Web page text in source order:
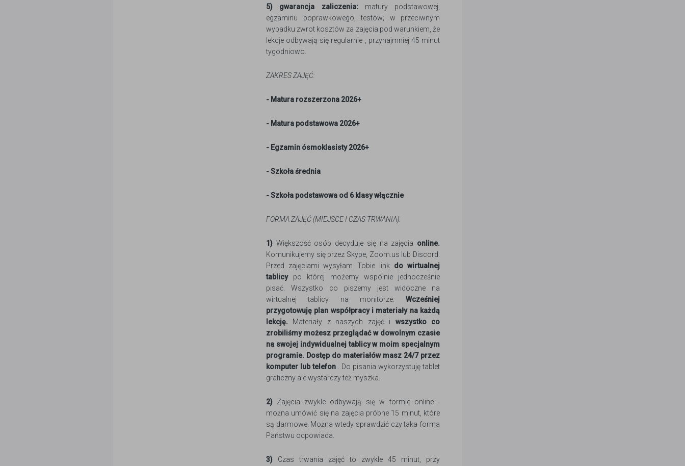
5) gwarancja zaliczenia: matury podstawowej,
egzaminu poprawkowego, testów; w przeciwnym
wypadku zwrot kosztów za zajęcia pod warunkiem, że
lekcje odbywają się regularnie , przynajmniej 45 minut
tygodniowo.
ZAKRES ZAJĘĆ:
- Matura rozszerzona 2026+
- Matura podstawowa 2026+
- Egzamin ósmoklasisty 2026+
- Szkoła średnia
- Szkoła podstawowa od 6 klasy włącznie
FORMA ZAJĘĆ (MIEJSCE I CZAS TRWANIA):
1) Większość osób decyduje się na zajęcia online.
Komunikujemy się przez Skype, Zoom.us lub Discord.
Przed zajęciami wysyłam Tobie link do wirtualnej
tablicypo której możemy wspólnie jednocześnie
pisać. Wszystko co piszemy jest widoczne na
wirtualnej tablicy na monitorze. Wcześniej
przygotowuję plan współpracy i materiały na każdą
lekcję. Materiały z naszych zajęć i wszystko co
zrobiliśmy możesz przeglądać w dowolnym czasie
na swojej indywidualnej tablicy w moim specjalnym
programie. Dostęp do materiałów masz 24/7 przez
komputer lub telefon . Do pisania wykorzystuję tablet
graficzny ale wystarczy też myszka.
2) Zajęcia zwykle odbywają się w formie online -
można umówić się na zajęcia próbne 15 minut, które
są darmowe. Można wtedy sprawdzić czy taka forma
Państwu odpowiada.
3) Czas trwania zajęć to zwykle 45 minut, przy